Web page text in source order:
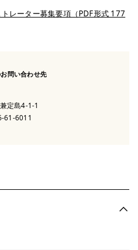
レーター募集要項（PDF形式 177
問い合わせ先
定島4-1-1
61-6011